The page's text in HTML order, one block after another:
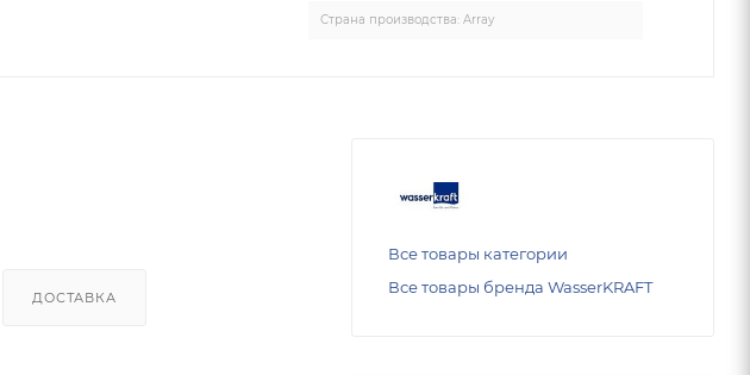
Страна производства: Array
ДОСТАВКА
Все товары категории
Все товары бренда WasserKRAFT